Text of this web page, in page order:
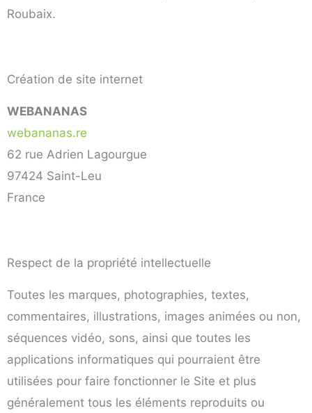
Roubaix.
Création de site internet
WEBANANAS
webananas.re
62 rue Adrien Lagourgue
97424 Saint-Leu
France
Respect de la propriété intellectuelle
Toutes les marques, photographies, textes,
commentaires, illustrations, images animées ou non,
séquences vidéo, sons, ainsi que toutes les
applications informatiques qui pourraient être
utilisées pour faire fonctionner le Site et plus
généralement tous les éléments reproduits ou